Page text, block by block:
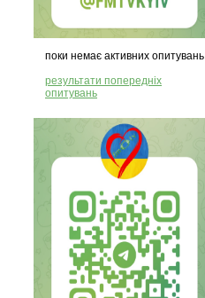
поки немає активних опитувань
результати попередніх
опитувань